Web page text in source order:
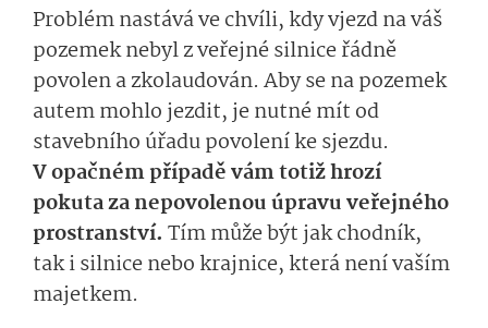
Problém nastává ve chvíli, kdy vjezd na váš
pozemek nebyl z veřejné silnice řádně
povolen a zkolaudován. Aby se na pozemek
autem mohlo jezdit, je nutné mít od
stavebního úřadu povolení ke sjezdu.
V opačném případě vám totiž hrozí
pokuta za nepovolenou úpravu veřejného
prostranství. Tím může být jak chodník,
tak i silnice nebo krajnice, která není vaším
majetkem.